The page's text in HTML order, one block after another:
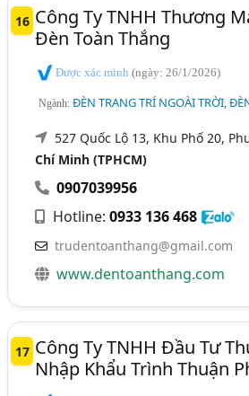
16 Công Ty TNHH Thương
Đèn Toàn Thắng
Được xác minh(ngày: 26/1/2026)
Ngành:ĐÈN TRANG TRÍ NGOÀI TRỜI,
527 Quốc Lộ 13, Khu Phố 20,
Chí Minh (TPHCM)
0907039956
Hotline:0933 136 468
trudentoanthang@gmail.com
www.dentoanthang.com
17 Công Ty TNHH Đầu Tư
Nhập Khẩu Trình Thuận